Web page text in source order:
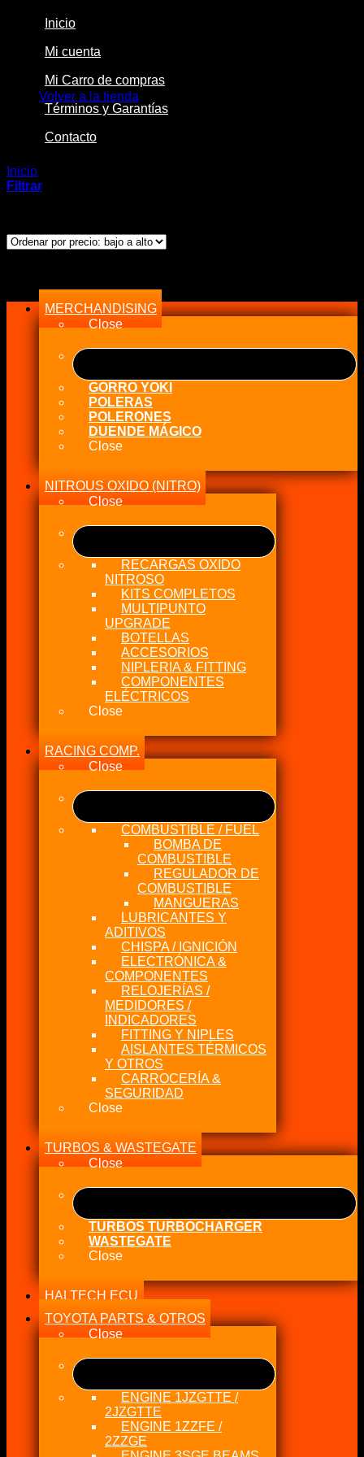
Volver a la tienda
Inicio
Mi cuenta
Mi Carro de compras
Términos y Garantías
Contacto
Inicio
Filtrar
MERCHANDISING
Close
GORRO YOKI
POLERAS
POLERONES
DUENDE MÁGICO
Close
NITROUS OXIDO (NITRO)
Close
RECARGAS OXIDO
NITROSO
KITS COMPLETOS
MULTIPUNTO
UPGRADE
BOTELLAS
ACCESORIOS
NIPLERIA & FITTING
COMPONENTES
ELÉCTRICOS
Close
RACING COMP.
Close
COMBUSTIBLE / FUEL
BOMBA DE
COMBUSTIBLE
REGULADOR DE
COMBUSTIBLE
MANGUERAS
LUBRICANTES Y
ADITIVOS
CHISPA / IGNICIÓN
ELECTRÓNICA &
COMPONENTES
RELOJERÍAS /
MEDIDORES /
INDICADORES
FITTING Y NIPLES
AISLANTES TÉRMICOS
Y OTROS
CARROCERÍA &
SEGURIDAD
Close
TURBOS & WASTEGATE
Close
TURBOS TURBOCHARGER
WASTEGATE
Close
HALTECH ECU
TOYOTA PARTS & OTROS
Close
ENGINE 1JZGTTE /
2JZGTTE
ENGINE 1ZZFE /
2ZZGE